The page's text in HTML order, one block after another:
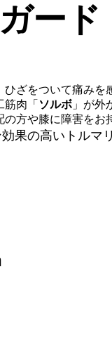
ード
ざをついて痛みを
肉「 ソルボ 」が外
方や膝に障害をお
果の高いトルマ